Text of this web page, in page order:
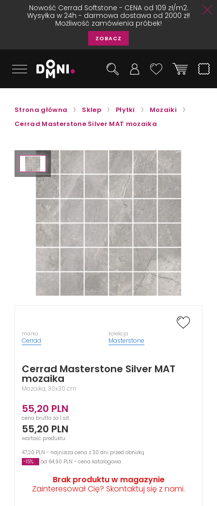
Nowość Cerrad Softstone - CENA od 109 zł/m2.
Wysyłka w 24h - darmowa dostawa od 2000 zł!
Możliwość zamówienia próbek!
ZOBACZ
Strona główna Sklep Płytki
Mozaiki
Cerrad Masterstone Silver MAT mozaika
marka
Cerrad
kolekcja
Masterstone
Cerrad Masterstone Silver MAT
mozaika
Mozaika, 30x30 cm
55,20 PLN
cena brutto za 1 szt.
55,20 PLN
wartość produktu
47,20 PLN - najniższa cena z 30 dni przed obniżką
-15%
od 64,90 PLN - cena katalogowa
Brak produktu w magazynie
Zainteresował Cię? Skontaktuj się z nami.